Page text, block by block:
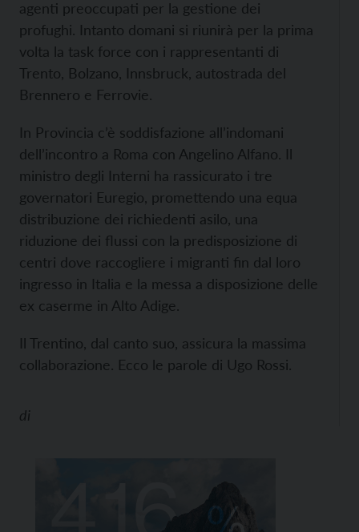
agenti preoccupati per la gestione dei
profughi. Intanto domani si riunirà per la prima
volta la task force con i rappresentanti di
Trento, Bolzano, Innsbruck, autostrada del
Brennero e Ferrovie.
In Provincia c’è soddisfazione all’indomani
dell’incontro a Roma con Angelino Alfano. Il
ministro degli Interni ha rassicurato i tre
governatori Euregio, promettendo una equa
distribuzione dei richiedenti asilo, una
riduzione dei flussi con la predisposizione di
centri dove raccogliere i migranti fin dal loro
ingresso in Italia e la messa a disposizione delle
ex caserme in Alto Adige.
Il Trentino, dal canto suo, assicura la massima
collaborazione. Ecco le parole di Ugo Rossi.
di